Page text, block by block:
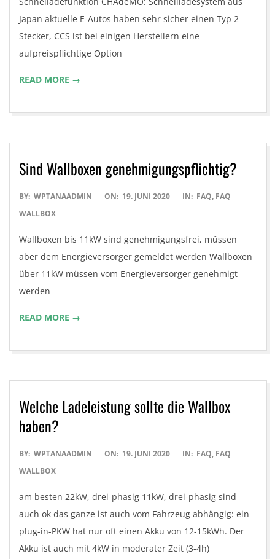
Japan aktuelle E-Autos haben sehr sicher einen Typ 2
Stecker, CCS ist bei einigen Herstellern eine
aufpreispflichtige Option
READ MORE →
Sind Wallboxen genehmigungspflichtig?
2020-
06-
BY: WPTANAADMIN ON: 19. JUNI 2020 IN: FAQ, FAQ
WALLBOX
Wallboxen bis 11kW sind genehmigungsfrei, müssen
aber dem Energieversorger gemeldet werden Wallboxen
über 11kW müssen vom Energieversorger genehmigt
werden
READ MORE →
Welche Ladeleistung sollte die Wallbox
haben?
2020-
06-
BY: WPTANAADMIN ON: 19. JUNI 2020 IN: FAQ, FAQ
WALLBOX
am besten 22kW, drei-phasig 11kW, drei-phasig sind
auch ok das ganze ist auch vom Fahrzeug abhängig: ein
plug-in-PKW hat nur oft einen Akku von 12-15kWh. Der
Akku ist auch mit 4kW in moderater Zeit (3-4h)